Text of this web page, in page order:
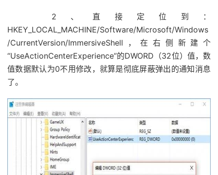
2、直接定位到：
HKEY_LOCAL_MACHINE/Software/Microsoft/Windows
/CurrentVersion/ImmersiveShell，在右侧新建个
“UseActionCenterExperience”的DWORD（32位）值，数
值数据默认为0不用修改，就算是彻底屏蔽弹出的通知消息
了。